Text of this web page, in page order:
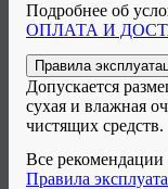
Подробнее об
ОПЛАТА И
Правила
Допускается
сухая и влажная
чистящих средств.
Все рекомендации
Правила